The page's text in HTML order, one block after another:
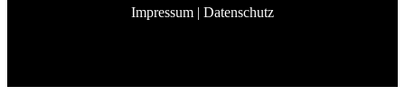
Impressum | Datenschutz